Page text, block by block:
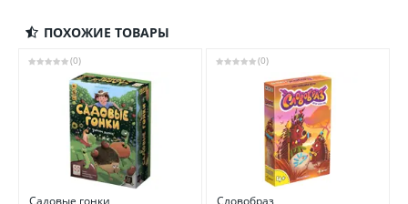
ПОХОЖИЕ ТОВАРЫ
(0) (0)